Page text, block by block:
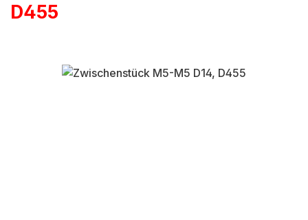
D455
Bildergalerie überspringen